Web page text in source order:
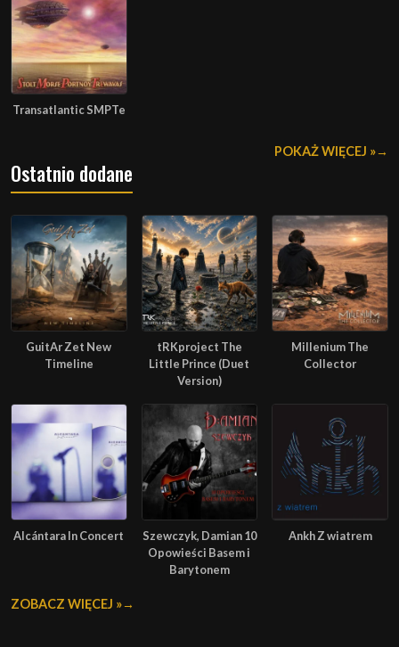
Transatlantic SMPTe
POKAŻ WIĘCEJ »
Ostatnio dodane
GuitAr Zet New
Timeline
tRKproject The
Little Prince (Duet
Version)
Millenium The
Collector
Alcántara In Concert
Szewczyk, Damian 10
Opowieści Basem i
Barytonem
Ankh Z wiatrem
ZOBACZ WIĘCEJ »